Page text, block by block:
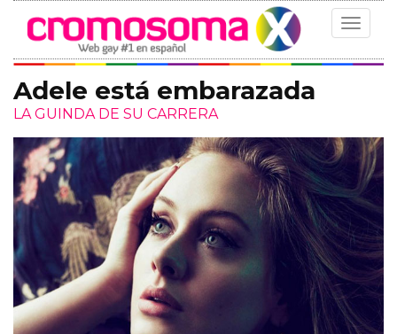
Toggle
Adele está embarazada
LA GUINDA DE SU CARRERA